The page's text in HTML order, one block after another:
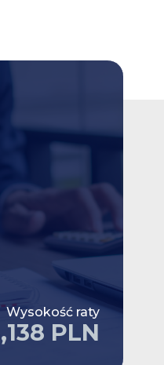
Wysokość raty
PLN